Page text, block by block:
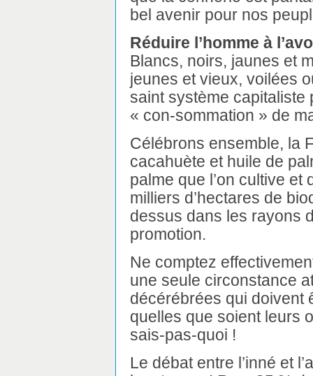
bel avenir pour nos
Réduire l’homme à
Blancs, noirs, jaunes et
jeunes et vieux, voilées
saint système capitaliste
« con-sommation » de
Célébrons ensemble, la
cacahuète et huile de
palme que l’on cultive
milliers d’hectares de
dessus dans les rayons
promotion.
Ne comptez
une seule circonstance
décérébrées qui doivent
quelles que soient leurs
sais-pas-quoi !
Le débat entre l’inné et